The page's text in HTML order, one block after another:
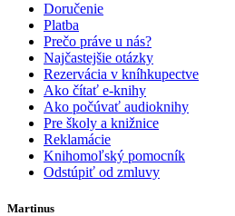
Doručenie
Platba
Prečo práve u nás?
Najčastejšie otázky
Rezervácia v kníhkupectve
Ako čítať e-knihy
Ako počúvať audioknihy
Pre školy a knižnice
Reklamácie
Knihomoľský pomocník
Odstúpiť od zmluvy
Martinus